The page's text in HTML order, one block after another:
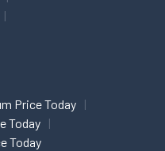
Price Today
Today
Today